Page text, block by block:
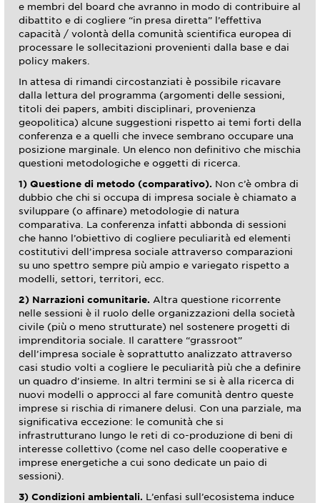
e membri del board che avranno in modo di contribuire al
dibattito e di cogliere “in presa diretta” l’effettiva
capacità / volontà della comunità scientifica europea di
processare le sollecitazioni provenienti dalla base e dai
policy makers.
In attesa di rimandi circostanziati è possibile ricavare
dalla lettura del programma (argomenti delle sessioni,
titoli dei papers, ambiti disciplinari, provenienza
geopolitica) alcune suggestioni rispetto ai temi forti della
conferenza e a quelli che invece sembrano occupare una
posizione marginale. Un elenco non definitivo che mischia
questioni metodologiche e oggetti di ricerca.
1) Questione di metodo (comparativo). Non c’è ombra di
dubbio che chi si occupa di impresa sociale è chiamato a
sviluppare (o affinare) metodologie di natura
comparativa. La conferenza infatti abbonda di sessioni
che hanno l’obiettivo di cogliere peculiarità ed elementi
costitutivi dell’impresa sociale attraverso comparazioni
su uno spettro sempre più ampio e variegato rispetto a
modelli, settori, territori, ecc.
2) Narrazioni comunitarie. Altra questione ricorrente
nelle sessioni è il ruolo delle organizzazioni della società
civile (più o meno strutturate) nel sostenere progetti di
imprenditoria sociale. Il carattere “grassroot”
dell’impresa sociale è soprattutto analizzato attraverso
casi studio volti a cogliere le peculiarità più che a definire
un quadro d’insieme. In altri termini se si è alla ricerca di
nuovi modelli o approcci al fare comunità dentro queste
imprese si rischia di rimanere delusi. Con una parziale, ma
significativa eccezione: le comunità che si
infrastrutturano lungo le reti di co-produzione di beni di
interesse collettivo (come nel caso delle cooperative e
imprese energetiche a cui sono dedicate un paio di
sessioni).
3) Condizioni ambientali. L’enfasi sull’ecosistema induce